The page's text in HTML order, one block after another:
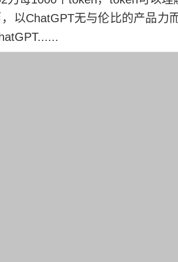
，以ChatGPT无与伦比的产品力